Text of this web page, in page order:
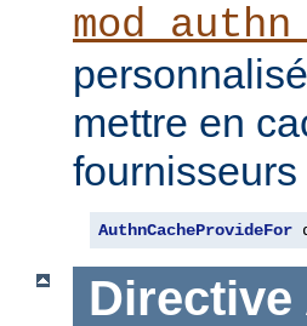
personnalisé
mettre en
AuthnCacheProvideFor
Directive